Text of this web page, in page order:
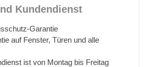
Kundendienst
Garantie
auf Fenster, Türen und alle
ist von Montag bis Freitag